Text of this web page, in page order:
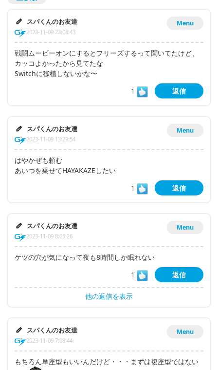
Menu
スパくんのお友達
2023-11-09 23:08:43
戦闘ムービーオンにするとフリーズするって聞いてたけど、
カッコよかったから見てたな
Switchに移植しないかな〜
1
返信
Menu
スパくんのお友達
2023-11-09 13:29:54
はやかぜも頼む
あいつを乗せてHAYAKAZEしたい
1
返信
Menu
スパくんのお友達
2023-11-09 8:05:26
ケツの穴が気になって夜も8時間しか眠れない
1
返信
他の返信を表示
Menu
スパくんのお友達
2023-11-09 7:08:44
もちろん単座型もいいんだけど・・・まずは複座型ではない